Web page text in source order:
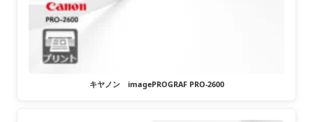
キヤノン imagePROGRAF PRO-2600